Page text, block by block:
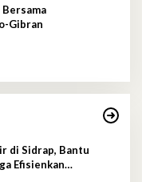
Bersama
Gibran
di Sidrap, Bantu
Efisienkan